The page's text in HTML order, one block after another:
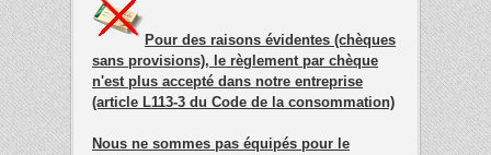
Pour des raisons évidentes (chèques
sans provisions), le règlement par chèque
n'est plus accepté dans notre entreprise
(article L113-3 du Code de la consommation)
Nous ne sommes pas équipés pour le